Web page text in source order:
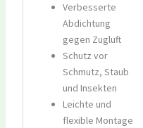
Verbesserte
Abdichtung
gegen Zugluft
Schutz vor
Schmutz, Staub
und Insekten
Leichte und
flexible Montage